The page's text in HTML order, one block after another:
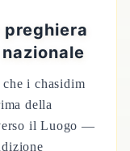
preghiera
i chasidim
della
il Luogo —